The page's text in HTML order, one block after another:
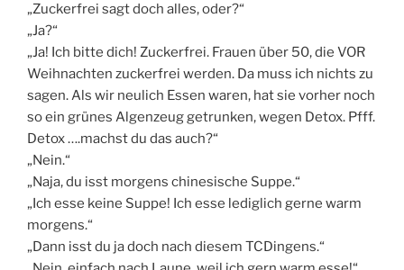
„Zuckerfrei sagt doch alles, oder?“
„Ja?“
„Ja! Ich bitte dich! Zuckerfrei. Frauen über 50, die VOR
Weihnachten zuckerfrei werden. Da muss ich nichts zu
sagen. Als wir neulich Essen waren, hat sie vorher noch
so ein grünes Algenzeug getrunken, wegen Detox. Pfff.
Detox ….machst du das auch?“
„Nein.“
„Naja, du isst morgens chinesische Suppe.“
„Ich esse keine Suppe! Ich esse lediglich gerne warm
morgens.“
„Dann isst du ja doch nach diesem TCDingens.“